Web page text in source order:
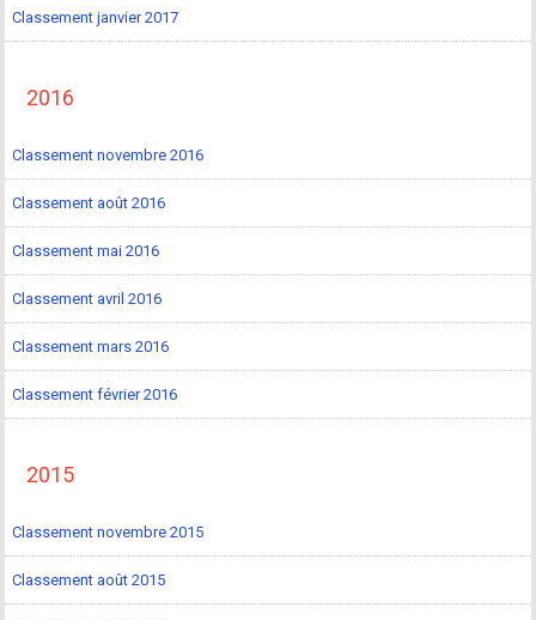
Classement janvier 2017
2016
Classement novembre 2016
Classement août 2016
Classement mai 2016
Classement avril 2016
Classement mars 2016
Classement février 2016
2015
Classement novembre 2015
Classement août 2015